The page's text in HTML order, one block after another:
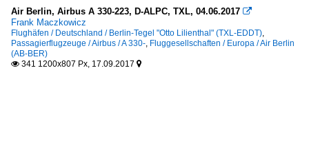
Air Berlin, Airbus A 330-223, D-ALPC, TXL, 04.06.2017 
Frank Maczkowicz
Flughäfen / Deutschland / Berlin-Tegel "Otto Lilienthal" (TXL-EDDT),
Passagierflugzeuge / Airbus / A 330-, Fluggesellschaften / Europa / Air Berlin
(AB-BER)
 341 1200x807 Px, 17.09.2017 